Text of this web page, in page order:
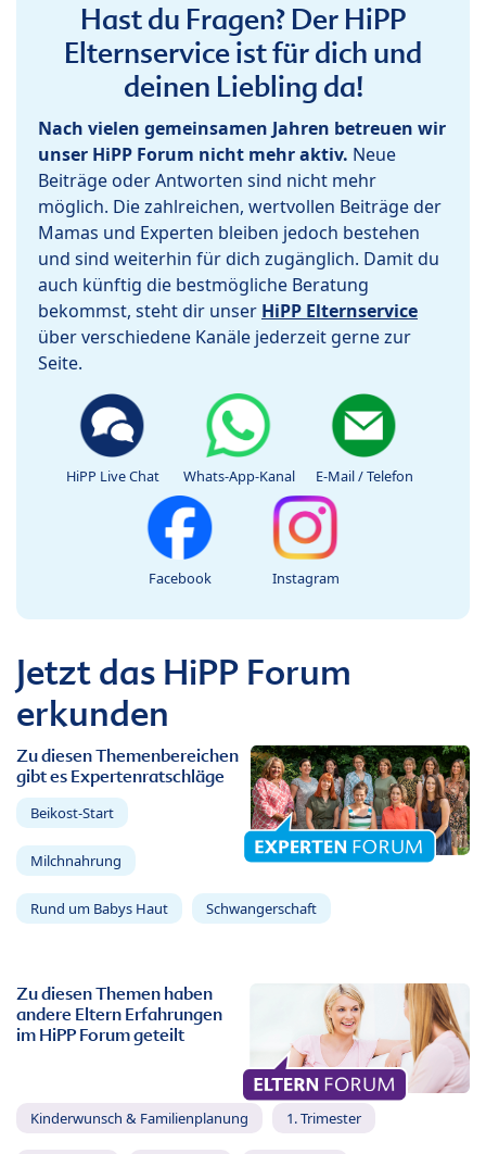
Hast du Fragen? Der HiPP
Elternservice ist für dich und
deinen Liebling da!
Nach vielen gemeinsamen Jahren betreuen wir
unser HiPP Forum nicht mehr aktiv. Neue
Beiträge oder Antworten sind nicht mehr
möglich. Die zahlreichen, wertvollen Beiträge der
Mamas und Experten bleiben jedoch bestehen
und sind weiterhin für dich zugänglich. Damit du
auch künftig die bestmögliche Beratung
bekommst, steht dir unser HiPP Elternservice
über verschiedene Kanäle jederzeit gerne zur
Seite.
HiPP Live Chat Whats-App-Kanal E-Mail / Telefon
Facebook Instagram
Jetzt das HiPP Forum
erkunden
Zu diesen Themenbereichen
gibt es Expertenratschläge
Beikost-Start
Milchnahrung
Rund um Babys Haut Schwangerschaft
Zu diesen Themen haben
andere Eltern Erfahrungen
im HiPP Forum geteilt
Kinderwunsch & Familienplanung 1. Trimester